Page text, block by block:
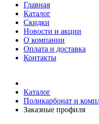
Главная
Каталог
Скидки
Новости и акции
О компании
Оплата и доставка
Контакты
Каталог
Поликарбонат и
Заказные профиля